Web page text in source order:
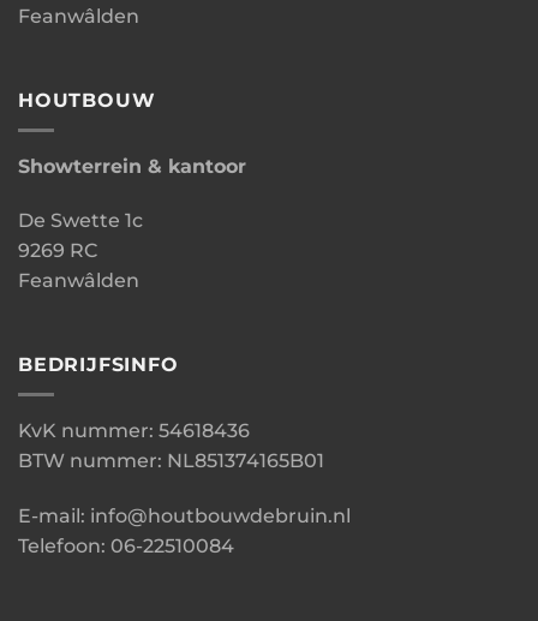
Feanwâlden
HOUTBOUW
Showterrein & kantoor
De Swette 1c
9269 RC
Feanwâlden
BEDRIJFSINFO
KvK nummer: 54618436
BTW nummer: NL851374165B01
E-mail: info@houtbouwdebruin.nl
Telefoon: 06-22510084